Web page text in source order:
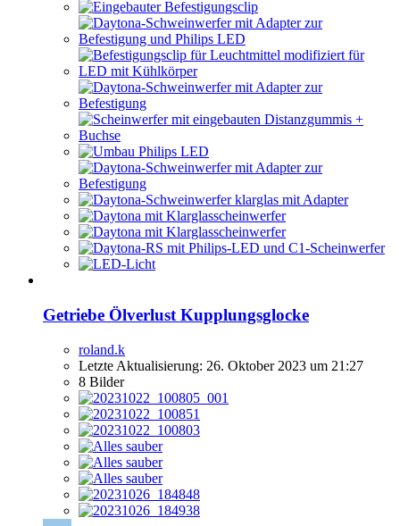
Getriebe Ölverlust Kupplungsglocke
roland.k
Letzte Aktualisierung: 26. Oktober 2023 um 21:27
8 Bilder